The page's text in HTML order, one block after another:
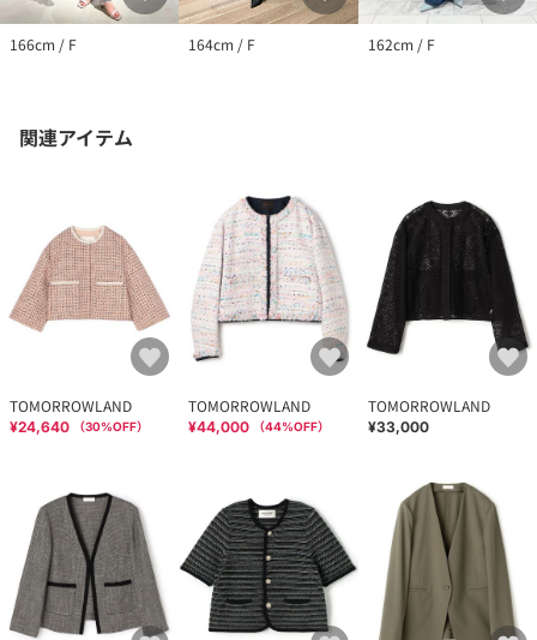
166cm / F 164cm / F 162cm / F
関連アイテム
TOMORROWLAND
¥24,640 （30%OFF）
TOMORROWLAND
¥44,000 （44%OFF）
TOMORROWLAND
¥33,000